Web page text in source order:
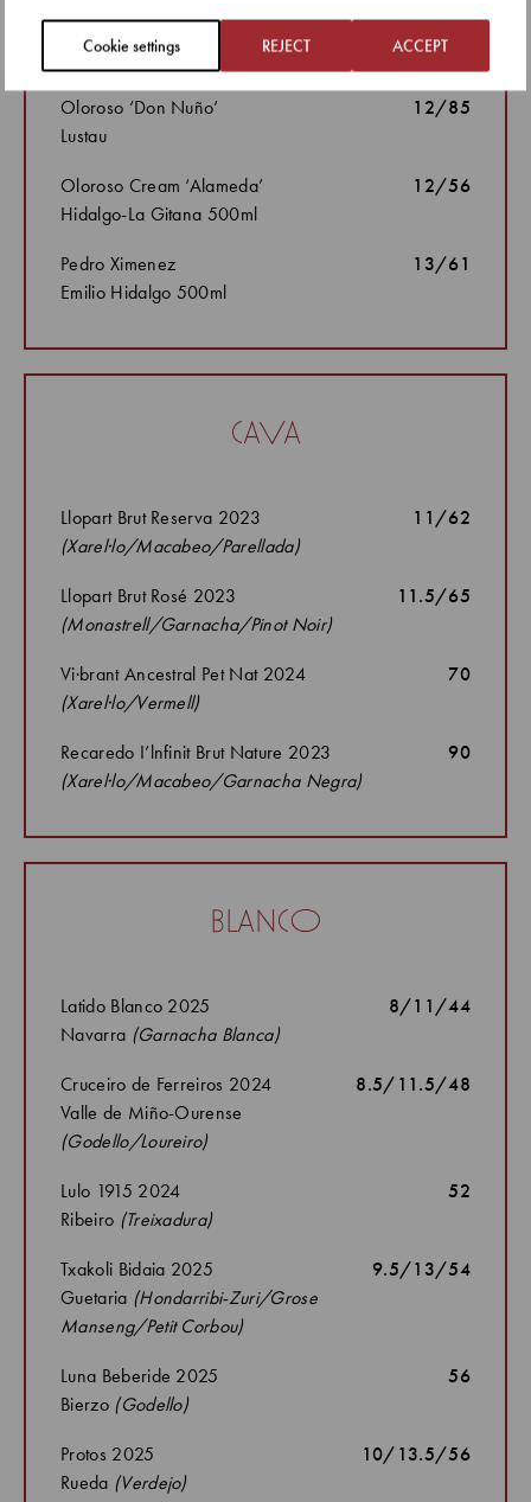
Cookie settings REJECT ACCEPT
Palo Cortado ‘Peninsula’
Lustau
Oloroso ‘Don Nuño’
Lustau
12/85
Oloroso Cream ‘Alameda’
Hidalgo-La Gitana 500ml
12/56
Pedro Ximenez
Emilio Hidalgo 500ml
13/61
cava
Llopart Brut Reserva 2023
(Xarel·lo/Macabeo/Parellada)
11/62
Llopart Brut Rosé 2023
(Monastrell/Garnacha/Pinot Noir)
11.5/65
Vi·brant Ancestral Pet Nat 2024
(Xarel·lo/Vermell)
70
Recaredo I’lnfinit Brut Nature 2023
(Xarel·lo/Macabeo/Garnacha Negra)
90
blanco
Latido Blanco 2025
Navarra (Garnacha Blanca)
8/11/44
Cruceiro de Ferreiros 2024
Valle de Miño-Ourense
(Godello/Loureiro)
8.5/11.5/48
Lulo 1915 2024
Ribeiro (Treixadura)
52
Txakoli Bidaia 2025
Guetaria (Hondarribi-Zuri/Grose
Manseng/Petit Corbou)
9.5/13/54
Luna Beberide 2025
Bierzo (Godello)
56
Protos 2025
Rueda (Verdejo)
10/13.5/56